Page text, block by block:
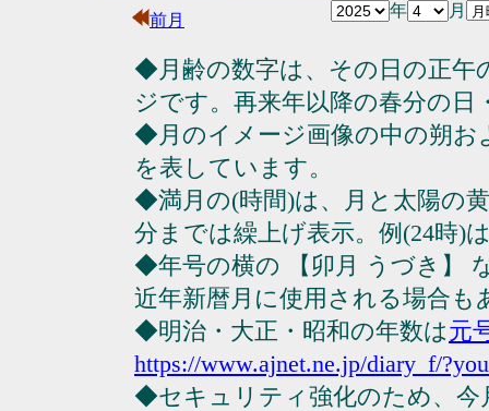
前月
年 月
◆月齢の数字は、その日の正午
ジです。再来年以降の春分の日
◆月のイメージ画像の中の朔
を表しています。
◆満月の(時間)は、月と太陽の
分までは繰上げ表示。例(24時)
◆年号の横の 【卯月 うづき】
近年新暦月に使用される場合も
◆明治・大正・昭和の年数は元
https://www.ajnet.ne.jp/diary_f/
◆セキュリティ強化のため、今